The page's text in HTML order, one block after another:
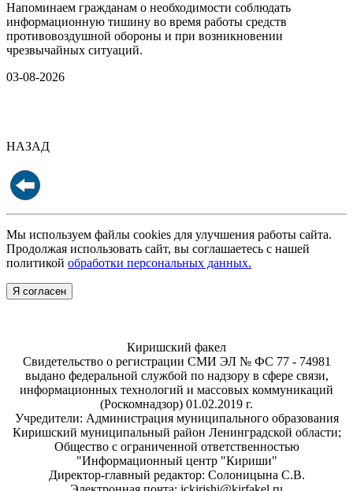
Напоминаем гражданам о необходимости соблюдать
информационную тишину во время работы средств
противовоздушной обороны и при возникновении
чрезвычайных ситуаций.
03-08-2026
НАЗАД
Мы используем файлы cookies для улучшения работы сайта.
Продолжая использовать сайт, вы соглашаетесь с нашей
политикой обработки персональных данных.
Я согласен
Киришский факел
Свидетельство о регистрации СМИ ЭЛ № ФС 77 - 74981
выдано федеральной службой по надзору в сфере связи,
информационных технологий и массовых коммуникаций
(Роскомнадзор) 01.02.2019 г.
Учредители: Администрация муниципального образования
Киришский муниципальный район Ленинградской области;
Общество с ограниченной ответственностью
"Информационный центр "Кириши"
Директор-главный редактор: Солоницына С.В.